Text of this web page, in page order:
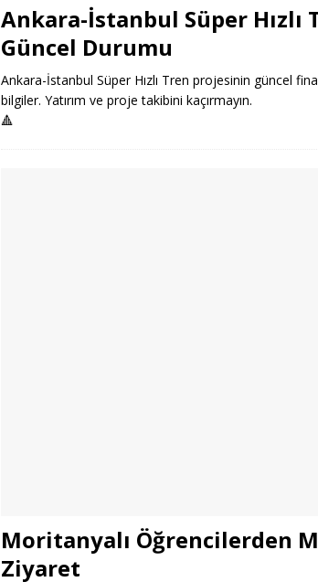
Ankara-İstanbul Süper Hızlı
Güncel Durumu
Ankara-İstanbul Süper Hızlı Tren projesinin güncel
bilgiler. Yatırım ve proje takibini kaçırmayın.
🔺
Moritanyalı Öğrencilerden
Ziyaret